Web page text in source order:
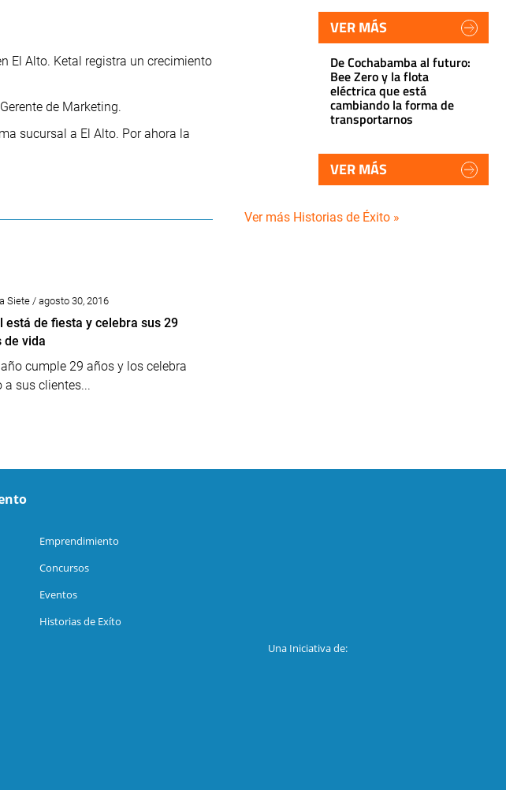
El Alto. Ketal registra un crecimiento
de Marketing.
sucursal a El Alto. Por ahora la
Siete / agosto 30, 2016
está de fiesta y celebra sus 29
de vida
cumple 29 años y los celebra
a sus clientes...
VER MÁS
De Cochabamba al futuro:
Bee Zero y la flota
eléctrica que está
cambiando la forma de
transportarnos
VER MÁS
Ver más Historias de Éxito »
Emprendimiento
Concursos
Eventos
Historias de Exíto
Una Iniciativa de: